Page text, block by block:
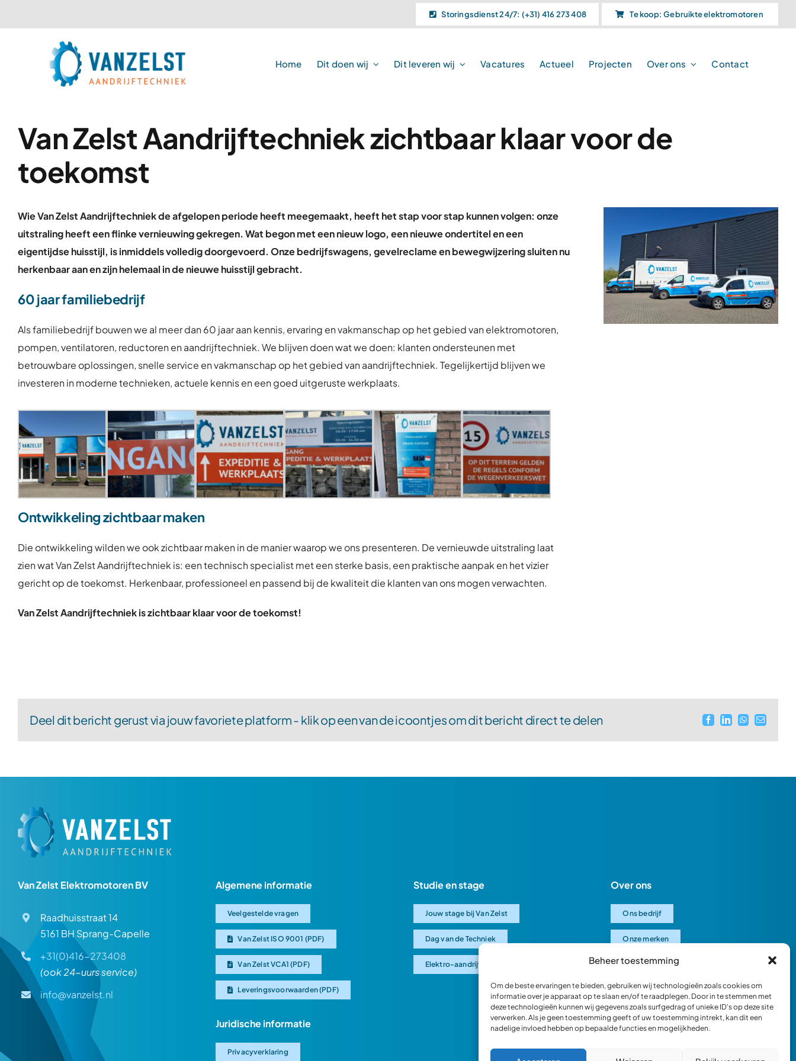
Beheer toestemming
Om de beste ervaringen te bieden, gebruiken wij technologieën zoals cookies om
informatie over je apparaat op te slaan en/of te raadplegen. Door in te stemmen met
deze technologieën kunnen wij gegevens zoals surfgedrag of unieke ID's op deze site
verwerken. Als je geen toestemming geeft of uw toestemming intrekt, kan dit een
nadelige invloed hebben op bepaalde functies en mogelijkheden.
naar
Storingsdienst 24/7: (+31) 416 273 408 Te koop: Gebruikte elektromotoren
Home Dit doen wij Dit leveren wij Vacatures Actueel Projecten Over ons Contact
Van Zelst Aandrijftechniek zichtbaar klaar voor de
toekomst
Wie Van Zelst Aandrijftechniek de afgelopen periode heeft meegemaakt, heeft het stap voor stap kunnen volgen: onze
uitstraling heeft een flinke vernieuwing gekregen. Wat begon met een nieuw logo, een nieuwe ondertitel en een
eigentijdse huisstijl, is inmiddels volledig doorgevoerd. Onze bedrijfswagens, gevelreclame en bewegwijzering sluiten nu
herkenbaar aan en zijn helemaal in de nieuwe huisstijl gebracht.
60 jaar familiebedrijf
Als familiebedrijf bouwen we al meer dan 60 jaar aan kennis, ervaring en vakmanschap op het gebied van elektromotoren,
pompen, ventilatoren, reductoren en aandrijftechniek. We blijven doen wat we doen: klanten ondersteunen met
betrouwbare oplossingen, snelle service en vakmanschap op het gebied van aandrijftechniek. Tegelijkertijd blijven we
investeren in moderne technieken, actuele kennis en een goed uitgeruste werkplaats.
Ontwikkeling zichtbaar maken
Die ontwikkeling wilden we ook zichtbaar maken in de manier waarop we ons presenteren. De vernieuwde uitstraling laat
zien wat Van Zelst Aandrijftechniek is: een technisch specialist met een sterke basis, een praktische aanpak en het vizier
gericht op de toekomst. Herkenbaar, professioneel en passend bij de kwaliteit die klanten van ons mogen verwachten.
Van Zelst Aandrijftechniek is zichtbaar klaar voor de toekomst!
Deel dit bericht gerust via jouw favoriete platform - klik op een van de icoontjes om dit bericht direct te delen FacebookLinkedInWhatsApp
E-
Van Zelst Elektromotoren BV
Raadhuisstraat 14
5161 BH Sprang-Capelle
+31(0)416-273408
(ook 24-uurs service)
info@vanzelst.nl
Algemene informatie
Veelgestelde vragen
Van Zelst ISO 9001 (PDF)
Van Zelst VCA1 (PDF)
Leveringsvoorwaarden (PDF)
Juridische informatie
Privacyverklaring
Studie en stage
Jouw stage bij Van Zelst
Dag van de Techniek
Elektro-aandrijving uitgelegd
Over ons
Ons bedrijf
Onze merken
Ons team
Verantwoord ondernemen
Blik in de werkplaats